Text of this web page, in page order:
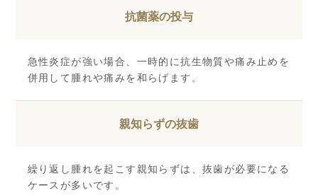
抗菌薬の投与
急性炎症が強い場合、一時的に抗生物質や痛み止めを
併用して腫れや痛みを和らげます。
親知らずの抜歯
繰り返し腫れを起こす親知らずは、抜歯が必要になる
ケースが多いです。